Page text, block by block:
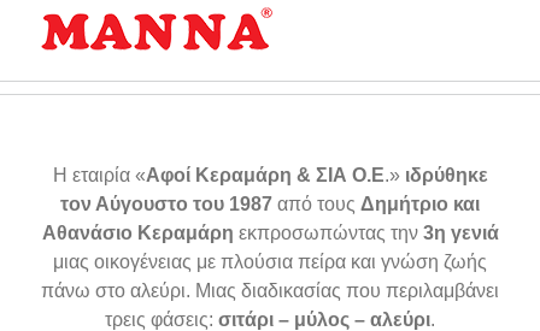
Η εταιρία «Αφοί Κεραμάρη & ΣΙΑ Ο.Ε.» ιδρύθηκε
τον Αύγουστο του 1987 από τους Δημήτριο και
Αθανάσιο Κεραμάρη εκπροσωπώντας την 3η γενιά
μιας οικογένειας με πλούσια πείρα και γνώση ζωής
πάνω στο αλεύρι. Μιας διαδικασίας που περιλαμβάνει
τρεις φάσεις: σιτάρι – μύλος – αλεύρι.